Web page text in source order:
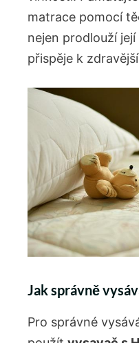
matrace pomocí
nejen prodlouží
přispěje k
Jak správně
Pro správné